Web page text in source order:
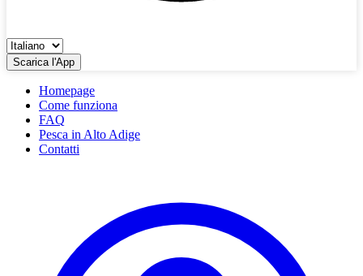
Scarica l'App
Homepage
Come funziona
FAQ
Pesca in Alto Adige
Contatti